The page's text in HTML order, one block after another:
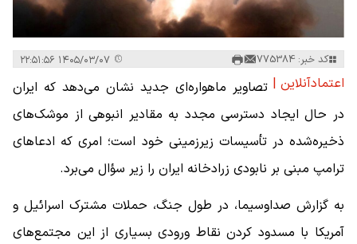
کد خبر: 775384
اعتمادآنلاین | تصاویر ماهواره‌ای جدید نشان می‌دهد که ایران
در حال ایجاد دسترسی مجدد به مقادیر انبوهی از موشک‌های
ذخیره‌شده در تأسیسات زیرزمینی خود است؛ امری که ادعاهای
ترامپ مبنی بر نابودی زرادخانه ایران را زیر سؤال می‌برد.
به گزارش صداوسیما، در طول جنگ، حملات مشترک اسرائیل و
آمریکا با مسدود کردن نقاط ورودی بسیاری از این مجتمع‌های